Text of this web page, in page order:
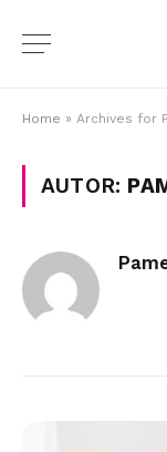
Home » Archives for
AUTOR: